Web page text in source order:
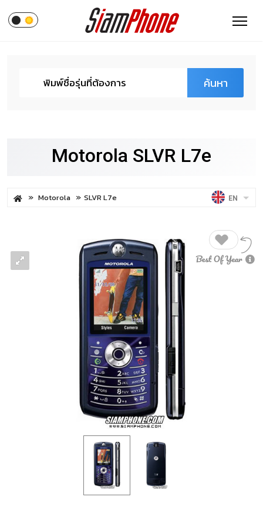
ค้นหา
Motorola SLVR L7e
Motorola SLVR L7e EN